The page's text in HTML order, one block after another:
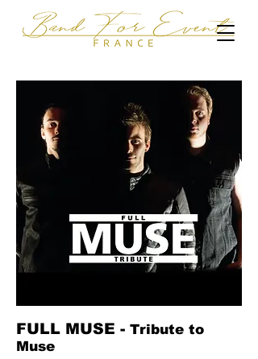
FULL MUSE - Tribute to
Muse